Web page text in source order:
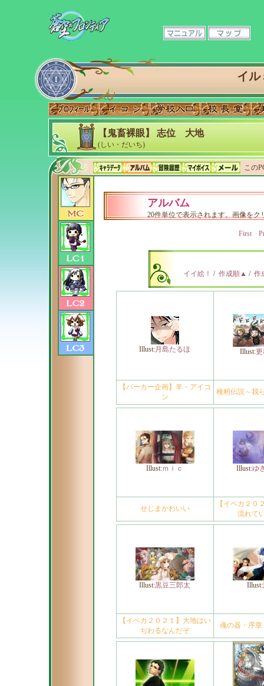
イル
【鬼畜裸眼】 志位 大地
(しい・だいち)
この
アルバム
20件単位で表示されます。画像を
First
イイ絵！ / 作成順▲ / 作
Illust:月島たるほ Illust:
【パーカー企画】羊・アイコ
ン
種籾伝説～我
Illust:ｍｉｃ Illust:ゆ
せじまかわいい
【イベカ２０
流れて
Illust:黒豆三郎太 Illust:
【イベカ２０２１】大地はい
ぢわるなんだぞ
魂の器・序